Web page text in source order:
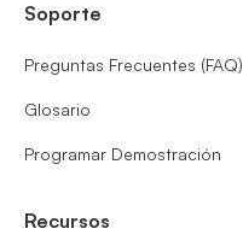
Soporte
Preguntas Frecuentes (FAQ)
Glosario
Programar Demostración
Recursos